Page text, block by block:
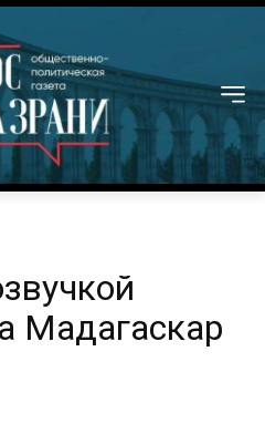
Мадагаскар